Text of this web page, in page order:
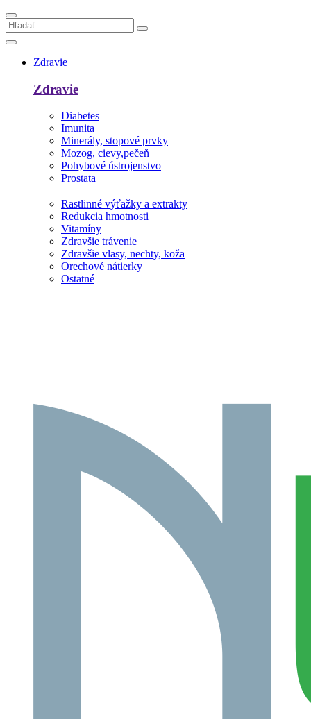
Zdravie
Zdravie
Diabetes
Imunita
Minerály, stopové prvky
Mozog, cievy,pečeň
Pohybové ústrojenstvo
Prostata
Rastlinné výťažky a extrakty
Redukcia hmotnosti
Vitamíny
Zdravšie trávenie
Zdravšie vlasy, nechty, koža
Orechové nátierky
Ostatné